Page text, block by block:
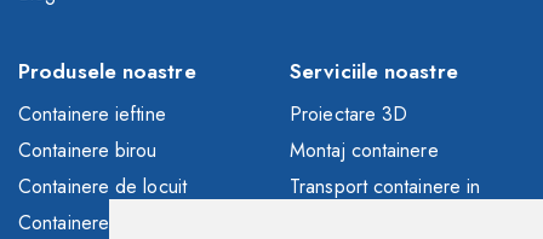
Produsele noastre
Containere ieftine
Containere birou
Containere de locuit
Containere depozitare
Serviciile noastre
Proiectare 3D
Montaj containere
Transport containere in